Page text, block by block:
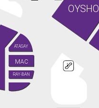
ATASAY
MAC
OYSHO
RAY-BAN